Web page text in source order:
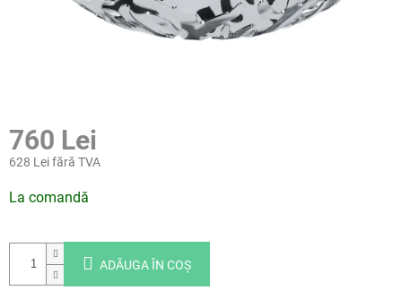
760 Lei
628 Lei fără TVA
preţ:
La comandă
ADĂUGA ÎN COŞ